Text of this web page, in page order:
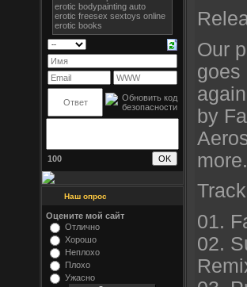
100
Наш опрос
Оцените мой сайт
Отлично
Хорошо
Неплохо
Плохо
Ужасно
Our
goes
by
more.
01.
02.